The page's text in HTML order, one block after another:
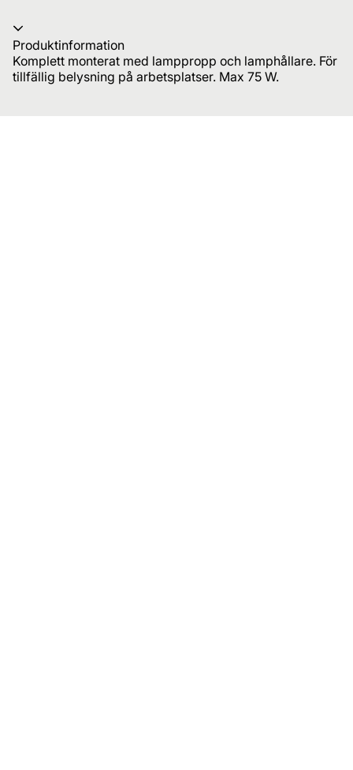
Produktinformation
Komplett monterat med lamppropp och lamphållare. För
tillfällig belysning på arbetsplatser. Max 75 W.